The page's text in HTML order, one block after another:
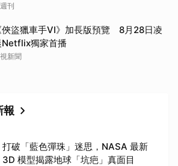
刊
俠盜獵車手VI》加長版預覽 8月28日凌
Netflix獨家首播
新聞
報
打破「藍色彈珠」迷思，NASA 最新
3D 模型揭露地球「坑疤」真面目